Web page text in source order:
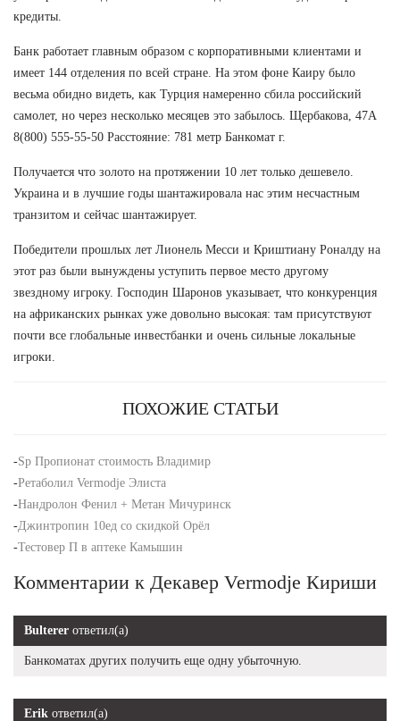
кредиты.
Банк работает главным образом с корпоративными клиентами и
имеет 144 отделения по всей стране. На этом фоне Каиру было
весьма обидно видеть, как Турция намеренно сбила российский
самолет, но через несколько месяцев это забылось. Щербакова, 47А
8(800) 555-55-50 Расстояние: 781 метр Банкомат г.
Получается что золото на протяжении 10 лет только дешевело.
Украина и в лучшие годы шантажировала нас этим несчастным
транзитом и сейчас шантажирует.
Победители прошлых лет Лионель Месси и Криштиану Роналду на
этот раз были вынуждены уступить первое место другому
звездному игроку. Господин Шаронов указывает, что конкуренция
на африканских рынках уже довольно высокая: там присутствуют
почти все глобальные инвестбанки и очень сильные локальные
игроки.
ПОХОЖИЕ СТАТЬИ
-Sp Пропионат стоимость Владимир
-Ретаболил Vermodje Элиста
-Нандролон Фенил + Метан Мичуринск
-Джинтропин 10ед со скидкой Орёл
-Тестовер П в аптеке Камышин
Комментарии к Декавер Vermodje Кириши
Bulterer ответил(а)
Банкоматах других получить еще одну убыточную.
Erik ответил(а)